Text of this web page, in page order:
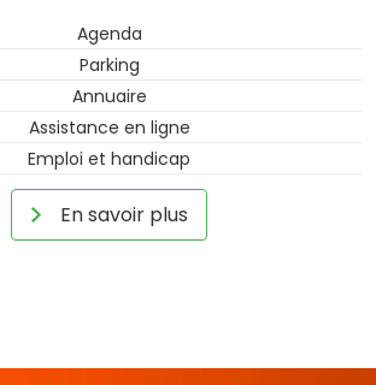
Agenda
Parking
Annuaire
Assistance en ligne
Emploi et handicap
En savoir plus